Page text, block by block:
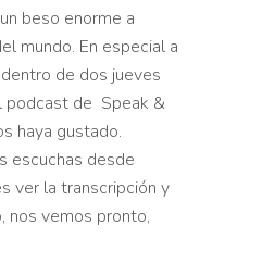
n beso enorme a
mundo. En especial a
de dos jueves
podcast de Speak &
haya gustado.
escuchas desde
ver la transcripción y
nos vemos pronto,